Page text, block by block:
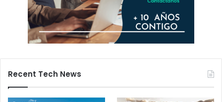
Recent Tech News